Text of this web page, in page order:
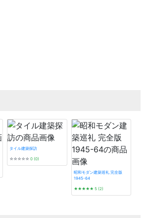
タイル建築探訪
☆☆☆☆☆ 0 (0)
昭和モダン建築巡礼 完全版
1945-64
★★★★★5 (2)
近江岸家住宅